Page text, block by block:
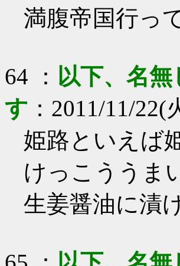
満腹帝国行っ
64 ： 以下、名
す ： 2011/11/22(
姫路といえば
けっこううま
生姜醤油に漬